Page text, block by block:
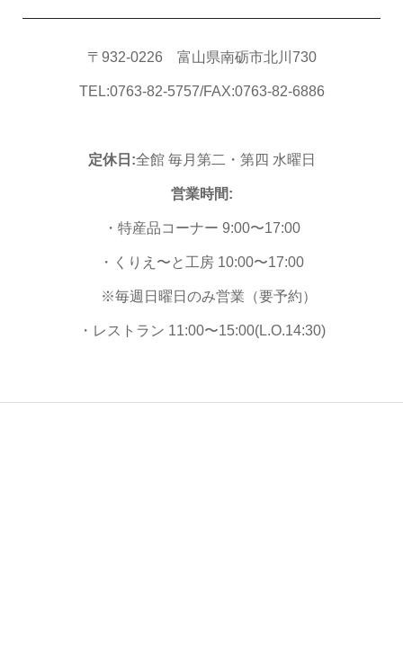
〒932-0226 富山県南砺市北川730
TEL:0763-82-5757/FAX:0763-82-6886
定休日:全館 毎月第二・第四 水曜日
営業時間:
・特産品コーナー 9:00〜17:00
・くりえ〜と工房 10:00〜17:00
※毎週日曜日のみ営業（要予約）
・レストラン 11:00〜15:00(L.O.14:30)